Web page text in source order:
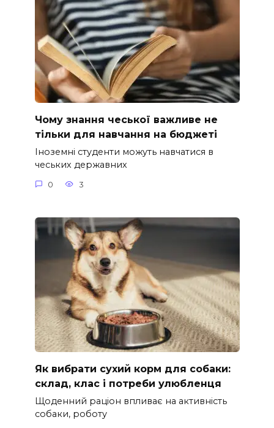
Чому знання чеської важливе не
тільки для навчання на бюджеті
Іноземні студенти можуть навчатися в
чеських державних
0 3
Як вибрати сухий корм для собаки:
склад, клас і потреби улюбленця
Щоденний раціон впливає на активність
собаки, роботу